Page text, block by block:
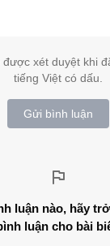
xét duyệt khi
tiếng Việt có dấu.
Gửi bình luận
luận nào, hãy
luận cho bài